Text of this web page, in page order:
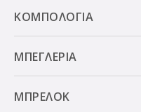
ΚΟΜΠΟΛΟΓΙΑ
ΜΠΕΓΛΕΡΙΑ
ΜΠΡΕΛΟΚ